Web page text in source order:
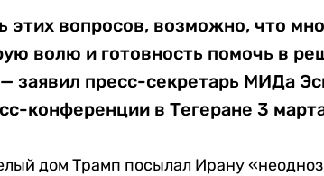
этих вопросов, возможно, что
волю и готовность помочь в
заявил пресс-секретарь МИДа
конференции в Тегеране 3
дом Трамп посылал Ирану